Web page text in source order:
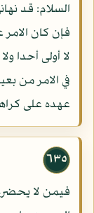
السلام: قد
فإن كان
لا أولى أحدا
في الامر من
عهده على
٦٣٥
فيمن لا